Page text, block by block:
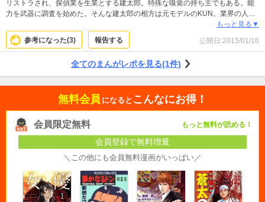
リストラされ、探偵業を生業とする建太郎。特殊な嗅覚の持ち主でもある。能
力を武器に調査を始めた。そんな建太郎の相方は元モデルのKUN。業界の人脈
を使い、相手に近づく。こんな素人コンビで依頼を全うできるかどうか…ハラ
ハラしながら読みたいと思います。
もっと見る▼
参考になった(3) 報告する 公開日:2015/01/16
全てのまんがレポを見る(1件)
無料会員 になると こんなにお得！
会員限定無料 もっと無料が読める！
会員登録で無料増量
＼この他にも会員無料漫画がいっぱい／